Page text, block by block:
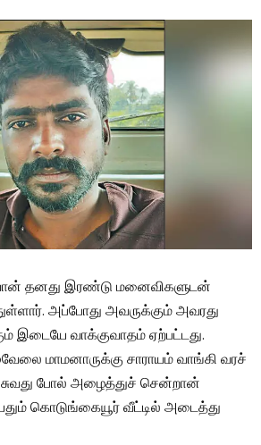
தனது இரண்டு மனைவிகளுடன்
அப்போது அவருக்கும் அவரது
இடையே வாக்குவாதம் ஏற்பட்டது.
மாமனாருக்கு சாராயம் வாங்கி வரச்
போல் அழைத்துச் சென்றான்
கொடுங்கையூர் வீட்டில் அடைத்து